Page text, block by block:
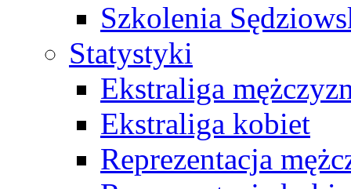
Szkolenia
Statystyki
Ekstraliga
Ekstraliga kobiet
Reprezentacja